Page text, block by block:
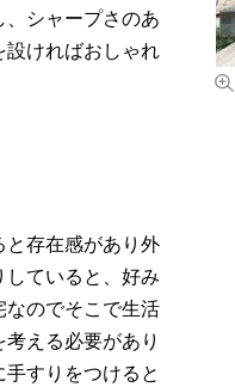
シャープさのあ
設ければおしゃれ
存在感があり外
ていると、好み
なのでそこで生活
える必要があり
すりをつけると